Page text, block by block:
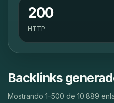
200
HTTP
Backlinks
Mostrando 1–500 de 10.889